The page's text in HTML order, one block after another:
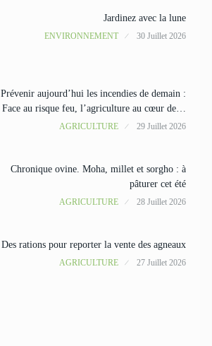
Jardinez avec la lune
ENVIRONNEMENT 30 Juillet 2026
Prévenir aujourd’hui les incendies de demain :
Face au risque feu, l’agriculture au cœur de…
AGRICULTURE 29 Juillet 2026
Chronique ovine. Moha, millet et sorgho : à
pâturer cet été
AGRICULTURE 28 Juillet 2026
Des rations pour reporter la vente des agneaux
AGRICULTURE 27 Juillet 2026